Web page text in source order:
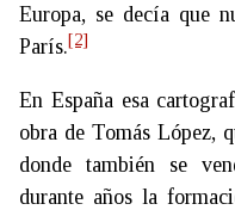
Europa, se decía que
París.[2]
En España esa
obra de Tomás López,
donde también se
durante años la